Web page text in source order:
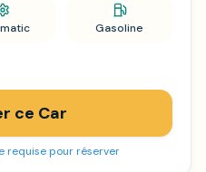
Gasoline
ce Car
requise pour réserver